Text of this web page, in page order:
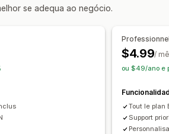
se adequa ao negócio.
$4.99/
ou $49/ano e
Tout le plan
Support